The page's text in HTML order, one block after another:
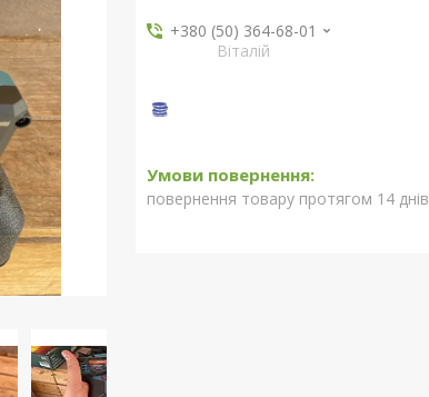
+380 (50) 364-68-01
Віталій
повернення товару протягом 14 днів